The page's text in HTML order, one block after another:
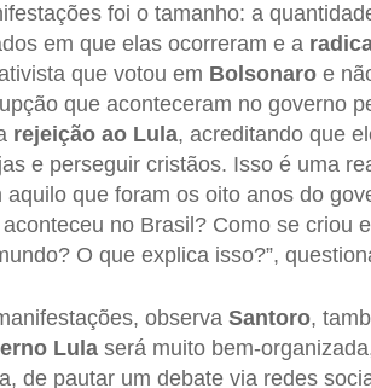
foi o tamanho: a
em que elas ocorreram e a
que votou em Bolsonaroe
que aconteceram no governo
rejeição ao Lula, acreditando que
e perseguir cristãos. Isso é uma
aquilo que foram os oito anos do
no Brasil? Como se criou
O que explica isso?”,
observa Santoro,
Lulaserá muito bem-
de pautar um debate via redes